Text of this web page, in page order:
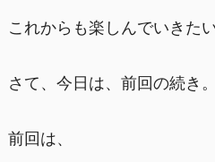
これからも楽しんでいきた
さて、今日は、前回の続き。
前回は、